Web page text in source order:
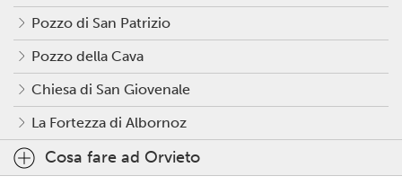
Pozzo di San Patrizio
Pozzo della Cava
Chiesa di San Giovenale
La Fortezza di Albornoz
Cosa fare ad Orvieto